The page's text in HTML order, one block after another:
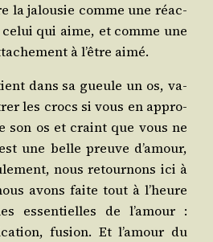
la jalou­sie comme une réac­
qui aime, et comme une
à l’être aimé.
dans sa gueule un os, va-
les crocs si vous en appro­
son os et craint que vous ne
une belle preuve d’a­mour,
nous retour­nons ici à
avons faite tout à l’heure
essen­tielles de l’a­mour :
fusion. Et l’a­mour du